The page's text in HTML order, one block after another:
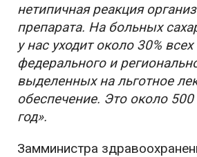
нетипичная реакция
препарата. На больных
у нас уходит около 30%
федерального и
выделенных на льготное
обеспечение. Это около
год».
Замминистра